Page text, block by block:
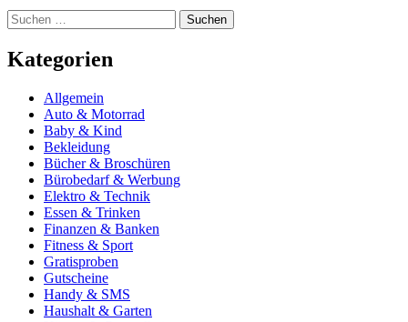
Suchen
nach:
Kategorien
Allgemein
Auto & Motorrad
Baby & Kind
Bekleidung
Bücher & Broschüren
Bürobedarf & Werbung
Elektro & Technik
Essen & Trinken
Finanzen & Banken
Fitness & Sport
Gratisproben
Gutscheine
Handy & SMS
Haushalt & Garten